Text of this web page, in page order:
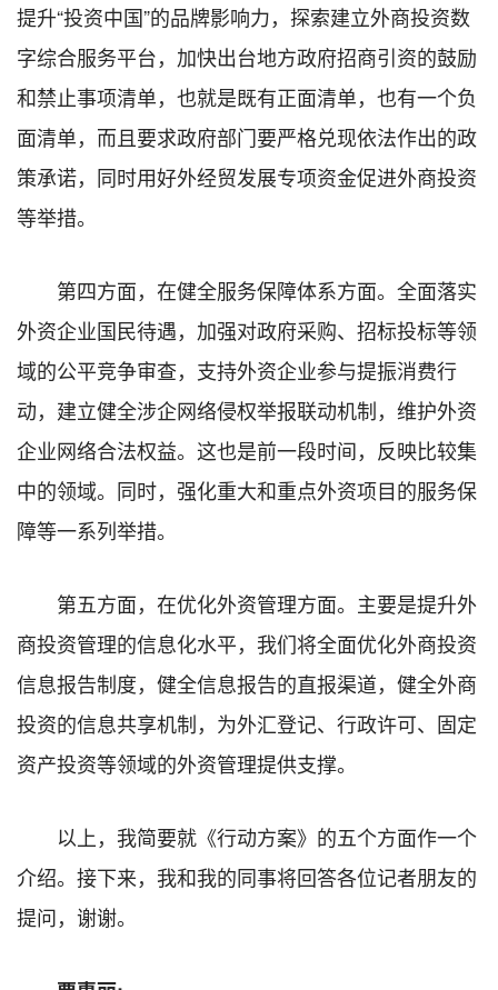
提升“投资中国”的品牌影响力，探索建立外商投资数
字综合服务平台，加快出台地方政府招商引资的鼓励
和禁止事项清单，也就是既有正面清单，也有一个负
面清单，而且要求政府部门要严格兑现依法作出的政
策承诺，同时用好外经贸发展专项资金促进外商投资
等举措。
第四方面，在健全服务保障体系方面。全面落实
外资企业国民待遇，加强对政府采购、招标投标等领
域的公平竞争审查，支持外资企业参与提振消费行
动，建立健全涉企网络侵权举报联动机制，维护外资
企业网络合法权益。这也是前一段时间，反映比较集
中的领域。同时，强化重大和重点外资项目的服务保
障等一系列举措。
第五方面，在优化外资管理方面。主要是提升外
商投资管理的信息化水平，我们将全面优化外商投资
信息报告制度，健全信息报告的直报渠道，健全外商
投资的信息共享机制，为外汇登记、行政许可、固定
资产投资等领域的外资管理提供支撑。
以上，我简要就《行动方案》的五个方面作一个
介绍。接下来，我和我的同事将回答各位记者朋友的
提问，谢谢。